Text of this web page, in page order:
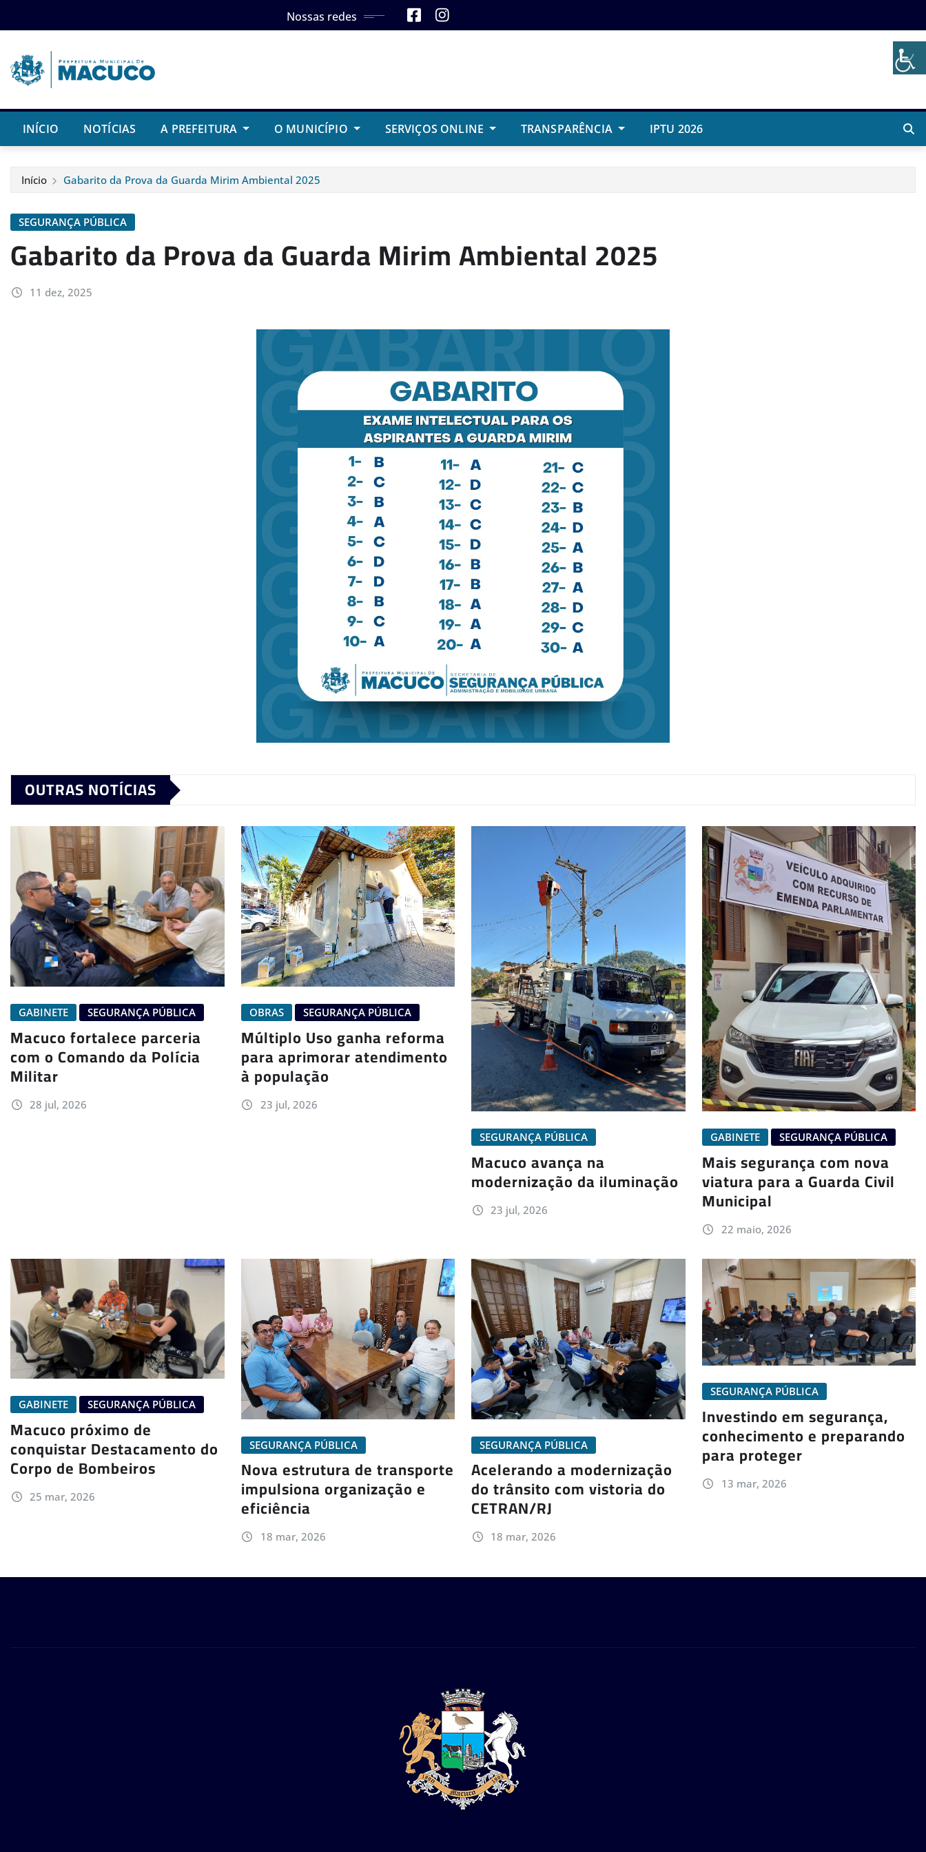
to
Nossas redes
INÍCIO NOTÍCIAS A PREFEITURA O MUNICÍPIO SERVIÇOS ONLINE TRANSPARÊNCIA IPTU 2026
Início Gabarito da Prova da Guarda Mirim Ambiental 2025
SEGURANÇA PÚBLICA
Gabarito da Prova da Guarda Mirim Ambiental 2025
11 dez, 2025
OUTRAS NOTÍCIAS
GABINETE SEGURANÇA PÚBLICA
Macuco fortalece parceria
com o Comando da Polícia
Militar
28 jul, 2026
OBRAS SEGURANÇA PÚBLICA
Múltiplo Uso ganha reforma
para aprimorar atendimento
à população
23 jul, 2026
SEGURANÇA PÚBLICA
Macuco avança na
modernização da iluminação
23 jul, 2026
GABINETE SEGURANÇA PÚBLICA
Mais segurança com nova
viatura para a Guarda Civil
Municipal
22 maio, 2026
GABINETE SEGURANÇA PÚBLICA
Macuco próximo de
conquistar Destacamento do
Corpo de Bombeiros
25 mar, 2026
SEGURANÇA PÚBLICA
Nova estrutura de transporte
impulsiona organização e
eficiência
18 mar, 2026
SEGURANÇA PÚBLICA
Acelerando a modernização
do trânsito com vistoria do
CETRAN/RJ
18 mar, 2026
SEGURANÇA PÚBLICA
Investindo em segurança,
conhecimento e preparando
para proteger
13 mar, 2026